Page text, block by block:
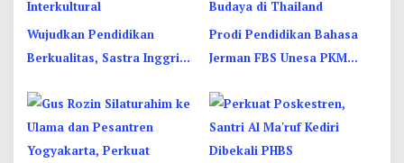
Wujudkan Pendidikan
Berkualitas, Sastra Inggris
Interkultural
Prodi Pendidikan Bahasa
Jerman FBS Unesa PKM
Budaya di Thailand